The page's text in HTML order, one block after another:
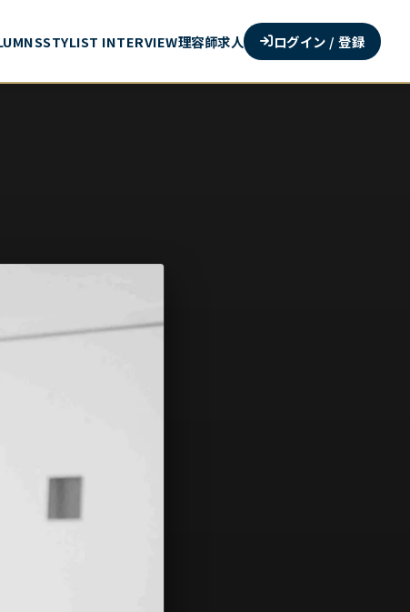
STYLIST INTERVIEW理容師求人 ログイン / 登録